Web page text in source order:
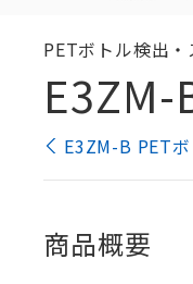
PETボトル検出
E3ZM-
E3ZM-B PET
商品概要